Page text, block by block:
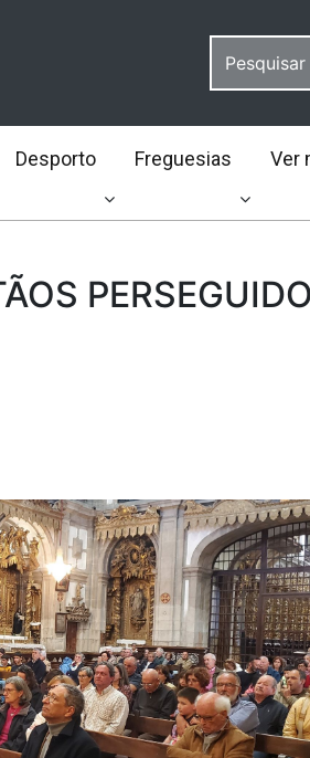
Desporto Freguesias Ver